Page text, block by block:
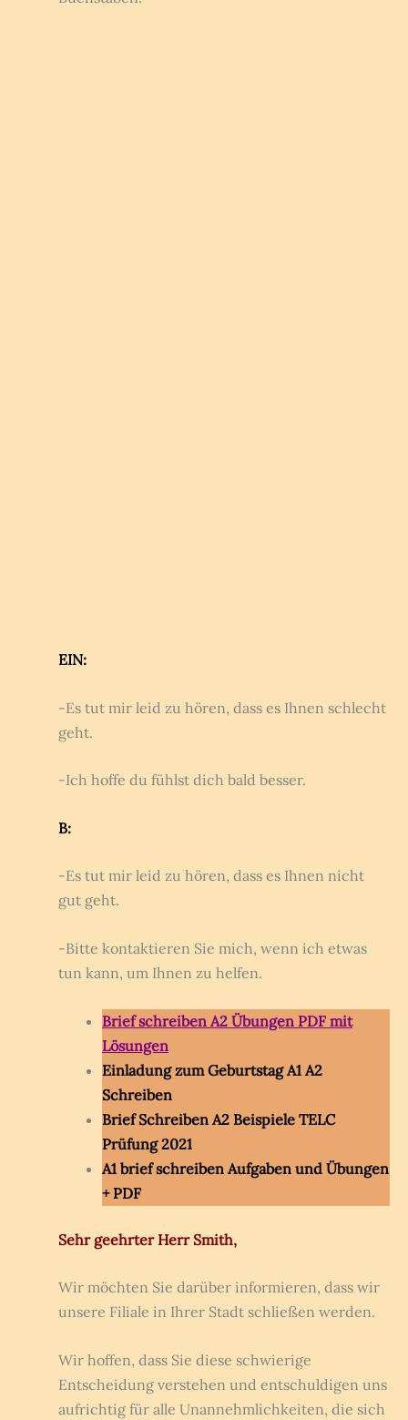
EIN:
-Es tut mir leid zu hören, dass es Ihnen schlecht
geht.
-Ich hoffe du fühlst dich bald besser.
B:
-Es tut mir leid zu hören, dass es Ihnen nicht
gut geht.
-Bitte kontaktieren Sie mich, wenn ich etwas
tun kann, um Ihnen zu helfen.
Brief schreiben A2 Übungen PDF mit
Lösungen
Einladung zum Geburtstag A1 A2
Schreiben
Brief Schreiben A2 Beispiele TELC
Prüfung 2021
A1 brief schreiben Aufgaben und Übungen
+ PDF
Sehr geehrter Herr Smith,
Wir möchten Sie darüber informieren, dass wir
unsere Filiale in Ihrer Stadt schließen werden.
Wir hoffen, dass Sie diese schwierige
Entscheidung verstehen und entschuldigen uns
aufrichtig für alle Unannehmlichkeiten, die sich